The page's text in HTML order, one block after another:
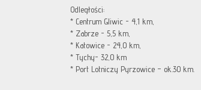
Odległości:
* Centrum Gliwic - 4,1 km,
* Zabrze - 5,5 km,
* Katowice - 24,0 km,
* Tychy- 32,0 km
* Port Lotniczy Pyrzowice – ok.30 km.